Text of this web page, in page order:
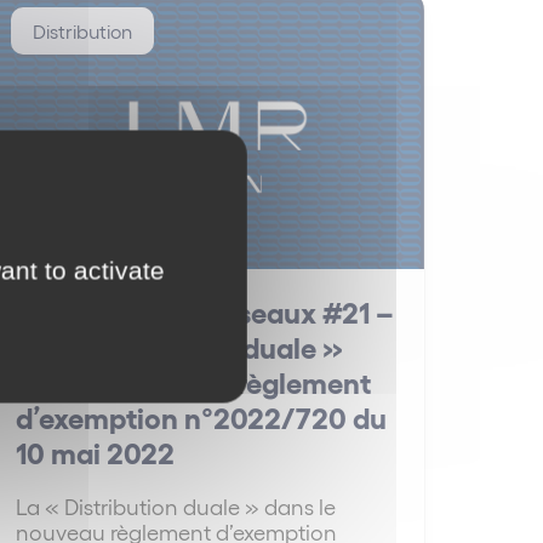
Distribution
La Minute des Réseaux #21 –
La « Distribution duale »
dans le nouveau règlement
d’exemption n°2022/720 du
10 mai 2022
La « Distribution duale » dans le
nouveau règlement d’exemption
to activate